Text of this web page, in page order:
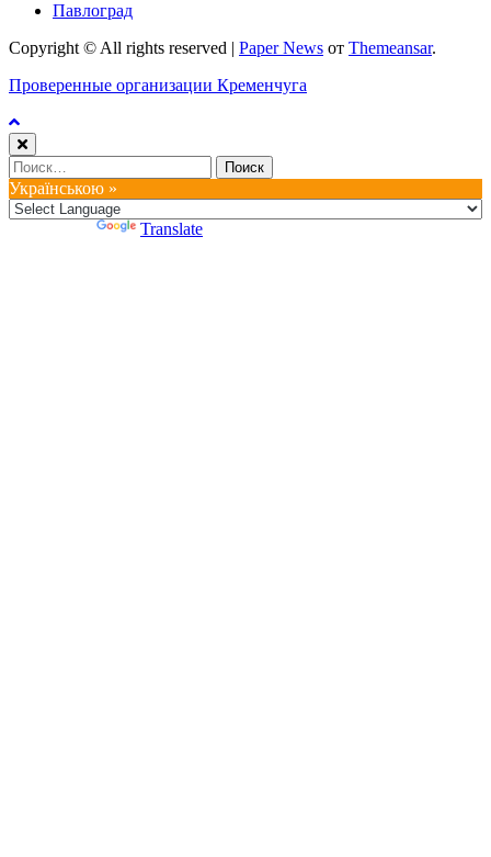
Павлоград
Copyright © All rights reserved | Paper News от Themeansar.
Проверенные организации Кременчуга
Найти:
Українською »
Translate